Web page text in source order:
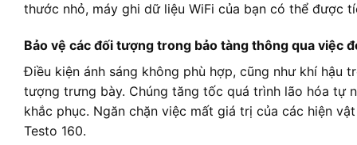
thước nhỏ, máy ghi dữ liệu WiFi của bạn có thể được
Bảo vệ các đối tượng trong bảo tàng thông qua việc
Điều kiện ánh sáng không phù hợp, cũng như khí
tượng trưng bày. Chúng tăng tốc quá trình lão hóa tự
khắc phục. Ngăn chặn việc mất giá trị của các hiện
Testo 160.